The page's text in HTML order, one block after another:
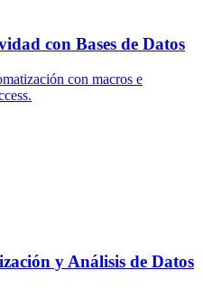
con Bases de Datos
con macros e
y Análisis de Datos